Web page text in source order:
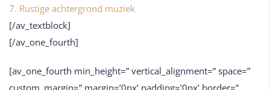
7. Rustige achtergrond muziek
[/av_textblock]
[/av_one_fourth]
[av_one_fourth min_height=” vertical_alignment=” space=”